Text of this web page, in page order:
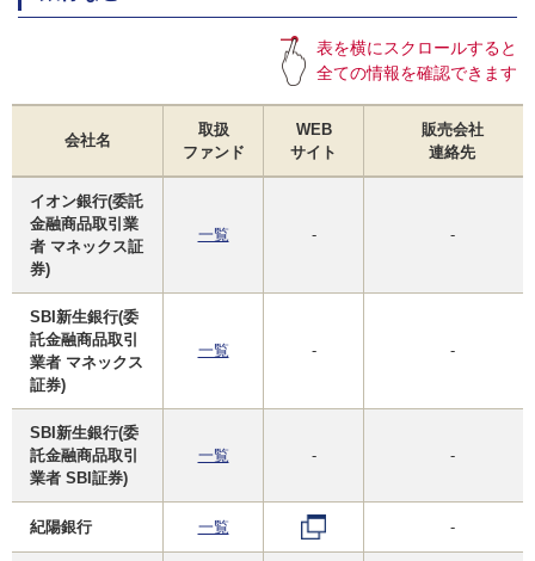
表を横にスクロールすると
全ての情報を確認できます
会社名
取扱
ファンド
WEB
サイト
販売会社
連絡先
イオン銀行(委託
金融商品取引業
者 マネックス証
券)
一覧 - -
SBI新生銀行(委
託金融商品取引
業者 マネックス
証券)
一覧 - -
SBI新生銀行(委
託金融商品取引
業者 SBI証券)
一覧 - -
紀陽銀行 一覧 -